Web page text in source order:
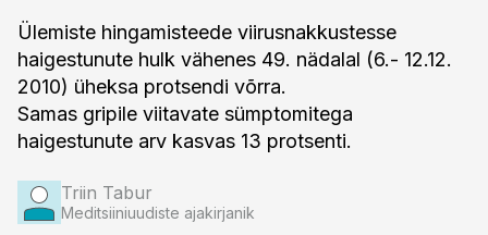
Ülemiste hingamisteede viirusnakkustesse
haigestunute hulk vähenes 49. nädalal (6.- 12.12.
2010) üheksa protsendi võrra.
Samas gripile viitavate sümptomitega
haigestunute arv kasvas 13 protsenti.
Triin Tabur
Meditsiiniuudiste ajakirjanik